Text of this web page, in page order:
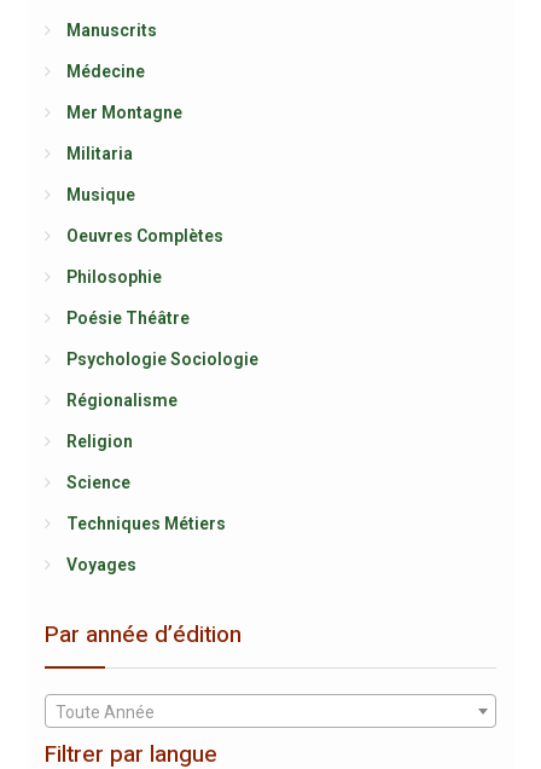
Manuscrits
Médecine
Mer Montagne
Militaria
Musique
Oeuvres Complètes
Philosophie
Poésie Théâtre
Psychologie Sociologie
Régionalisme
Religion
Science
Techniques Métiers
Voyages
Par année d’édition
Toute Année
Filtrer par langue